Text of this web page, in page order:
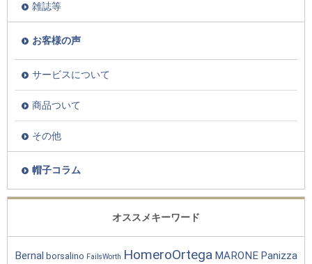
雑誌等
お客様の声
サービスについて
商品ついて
その他
帽子コラム
オススメキーワード
Bernal borsalino FailsWorth HomeroOrtega MARONE Panizza